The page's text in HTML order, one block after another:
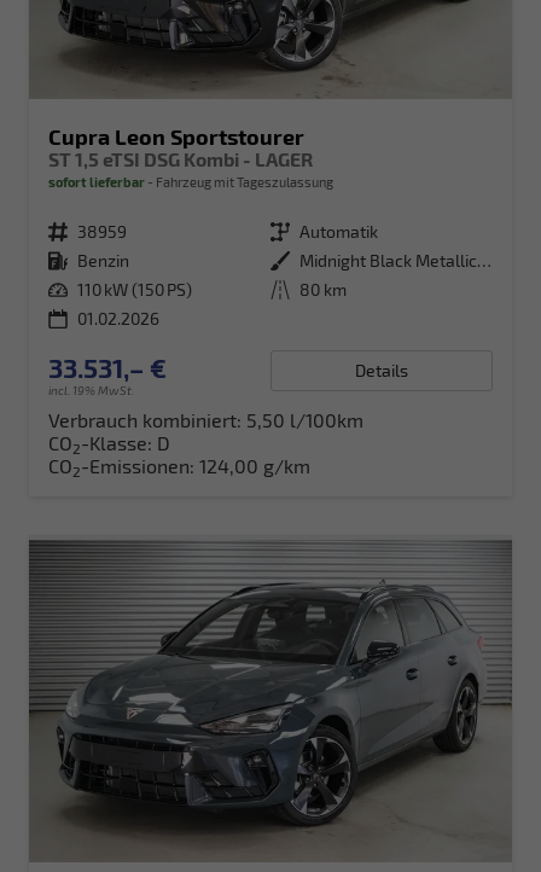
Cupra Leon Sportstourer
ST 1,5 eTSI DSG Kombi - LAGER
sofort lieferbar Fahrzeug mit Tageszulassung
Fahrzeugnr. 38959 Getriebe Automatik
Kraftstoff Benzin Außenfarbe
Midnight Black Metallic (0E)
Leistung 110 kW (150 PS) Kilometerstand 80 km
01.02.2026
33.531,– €
incl. 19% MwSt.
Details
Verbrauch kombiniert: 5,50 l/100km
CO2-Klasse: D
CO2-Emissionen: 124,00 g/km